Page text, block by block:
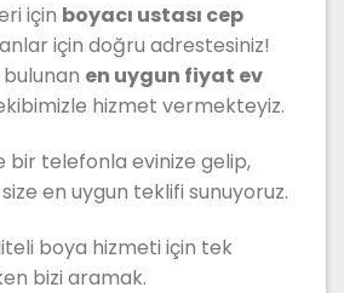
için boyacı ustası cep
için doğru adrestesiniz!
en uygun fiyat ev
hizmet vermekteyiz.
bir telefonla evinize gelip,
en uygun teklifi sunuyoruz.
boya hizmeti için tek
bizi aramak.